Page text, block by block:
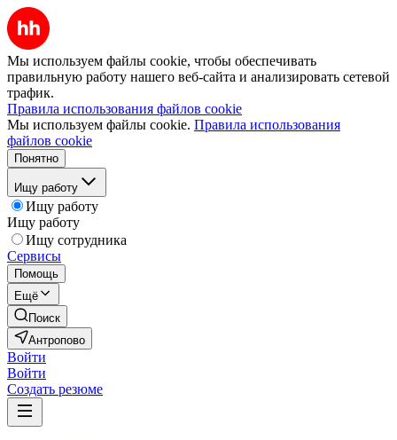
Мы используем файлы cookie, чтобы обеспечивать
правильную работу нашего веб-сайта и анализировать сетевой
трафик.
Правила использования файлов cookie
Мы используем файлы cookie. Правила использования
файлов cookie
Понятно
Ищу работу
Ищу работу
Ищу работу
Ищу сотрудника
Сервисы
Помощь
Ещё
Поиск
Антропово
Войти
Войти
Создать резюме